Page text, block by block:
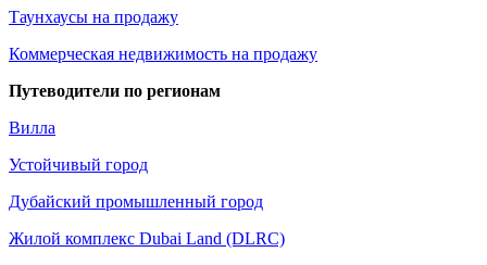
Таунхаусы на продажу
Коммерческая недвижимость на продажу
Путеводители по регионам
Вилла
Устойчивый город
Дубайский промышленный город
Жилой комплекс Dubai Land (DLRC)